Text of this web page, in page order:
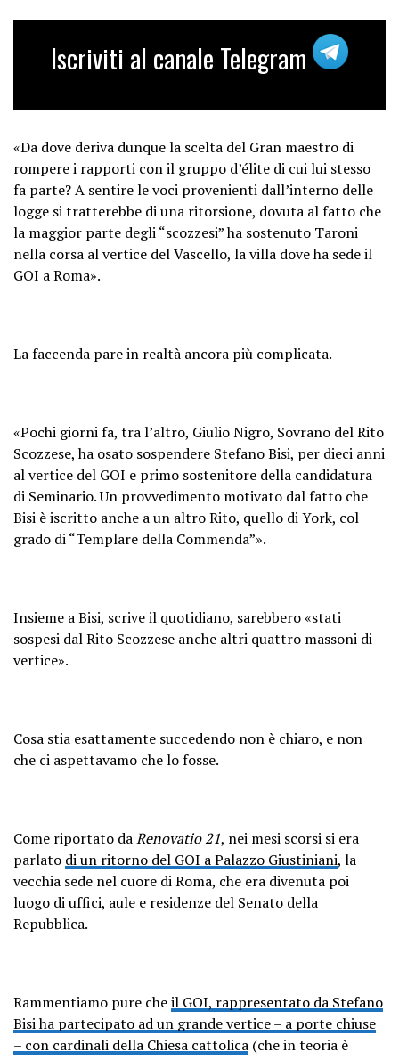
Iscriviti al canale Telegram
«Da dove deriva dunque la scelta del Gran maestro di
rompere i rapporti con il gruppo d’élite di cui lui stesso
fa parte? A sentire le voci provenienti dall’interno delle
logge si tratterebbe di una ritorsione, dovuta al fatto che
la maggior parte degli “scozzesi” ha sostenuto Taroni
nella corsa al vertice del Vascello, la villa dove ha sede il
GOI a Roma».
La faccenda pare in realtà ancora più complicata.
«Pochi giorni fa, tra l’altro, Giulio Nigro, Sovrano del Rito
Scozzese, ha osato sospendere Stefano Bisi, per dieci anni
al vertice del GOI e primo sostenitore della candidatura
di Seminario. Un provvedimento motivato dal fatto che
Bisi è iscritto anche a un altro Rito, quello di York, col
grado di “Templare della Commenda”».
Insieme a Bisi, scrive il quotidiano, sarebbero «stati
sospesi dal Rito Scozzese anche altri quattro massoni di
vertice».
Cosa stia esattamente succedendo non è chiaro, e non
che ci aspettavamo che lo fosse.
Come riportato daRenovatio 21, nei mesi scorsi si era
parlato di un ritorno del GOI a Palazzo Giustiniani, la
vecchia sede nel cuore di Roma, che era divenuta poi
luogo di uffici, aule e residenze del Senato della
Repubblica.
Rammentiamo pure cheil GOI, rappresentato da Stefano
Bisi ha partecipato ad un grande vertice – a porte chiuse
– con cardinali della Chiesa cattolica (che in teoria è